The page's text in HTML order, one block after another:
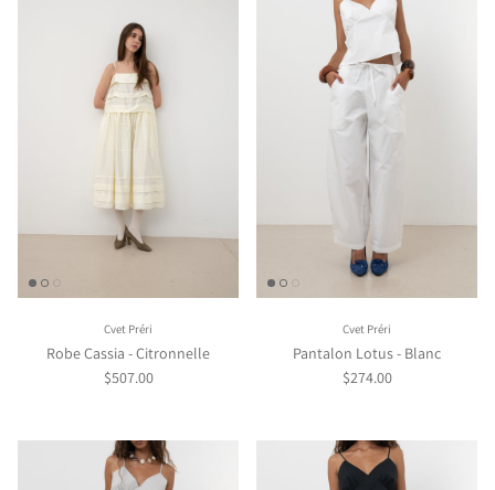
Cvet Préri
Robe Cassia - Citronnelle
$507.00
Cvet Préri
Pantalon Lotus - Blanc
$274.00